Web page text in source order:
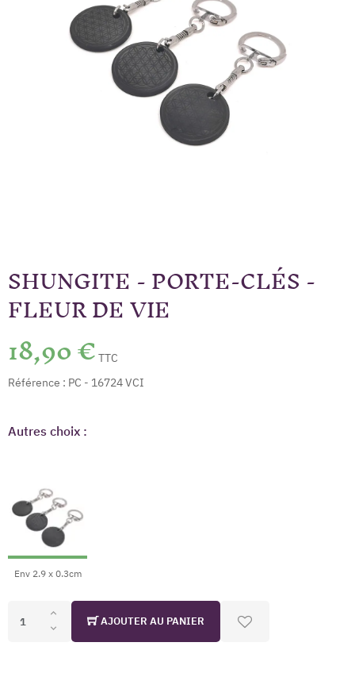
SHUNGITE - PORTE-CLÉS -
FLEUR DE VIE
18,90 € TTC
Référence : PC - 16724 VCI
Autres choix :
Env 2.9 x 0.3cm
AJOUTER AU PANIER